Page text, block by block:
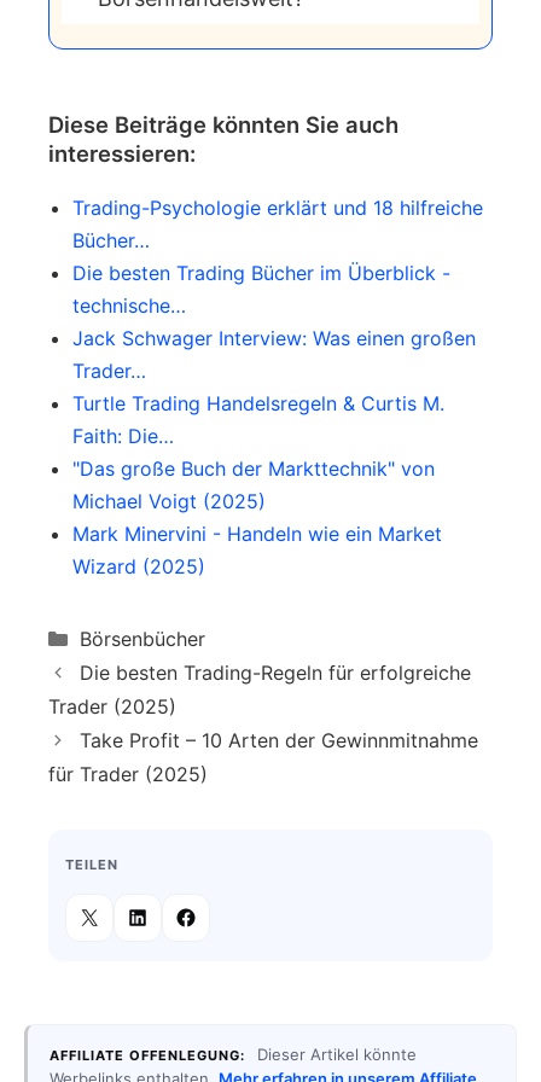
Obwohl einige der Praktiken, an denen
unethisch oder illegal angesehen
werden, werden seine
Markttrends zu analysieren, oft von
modernen Händlern studiert und
respektiert. Sein Einfluss ist besonders
in der technischen Analyse und im
Risikomanagement spürbar.
Diese Beiträge könnten Sie auch
interessieren:
Trading-Psychologie erklärt und 18 hilfreiche
Bücher…
Die besten Trading Bücher im Überblick -
technische…
Jack Schwager Interview: Was einen großen
Trader…
Turtle Trading Handelsregeln & Curtis M.
Faith: Die…
"Das große Buch der Markttechnik" von
Michael Voigt (2025)
Mark Minervini - Handeln wie ein Market
Wizard (2025)
Categories
Börsenbücher
Die besten Trading-Regeln für erfolgreiche
Trader (2025)
Take Profit – 10 Arten der Gewinnmitnahme
für Trader (2025)
TEILEN
AFFILIATE OFFENLEGUNG:
Dieser Artikel könnte
Werbelinks enthalten. Mehr erfahren in unserem Affiliate